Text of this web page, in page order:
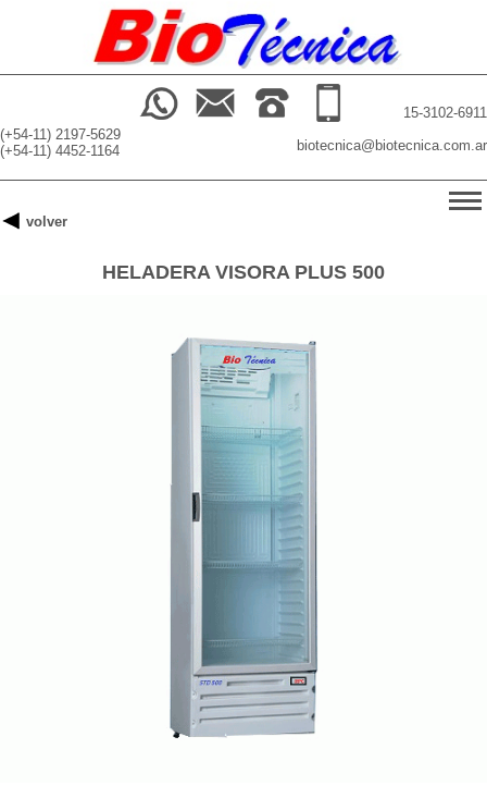
(+54-11) 2197-5629
(+54-11) 4452-1164
15-3102-6911
biotecnica@biotecnica.com.ar
PRODUCTOS
NOSOTROS
volver
HELADERA VISORA PLUS 500